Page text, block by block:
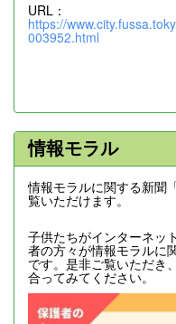
URL：
https://
003952.html
情報モラル
情報モラルに関する新聞
覧いただけます。
子供たちがインターネッ
者の方々が情報モラルに
です。是非ご覧いただき
合ってみてください。